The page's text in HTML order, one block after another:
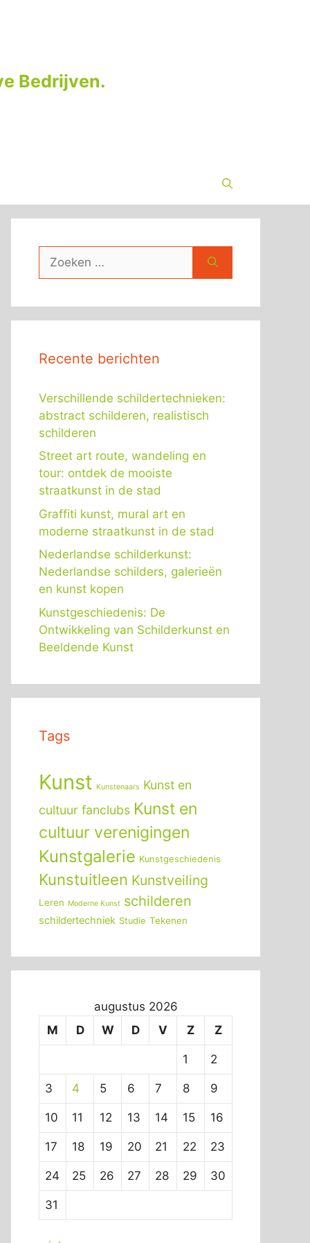
Bedrijven.
naar:
Recente berichten
Verschillende schildertechnieken:
abstract schilderen, realistisch
schilderen
Street art route, wandeling en
tour: ontdek de mooiste
straatkunst in de stad
Graffiti kunst, mural art en
moderne straatkunst in de stad
Nederlandse schilderkunst:
Nederlandse schilders, galerieën
en kunst kopen
Kunstgeschiedenis: De
Ontwikkeling van Schilderkunst en
Beeldende Kunst
Tags
Kunst Kunstenaars Kunst en
cultuur fanclubs Kunst en
cultuur verenigingen
Kunstgalerie Kunstgeschiedenis
Kunstuitleen Kunstveiling
Leren Moderne Kunst schilderen
schildertechniek Studie Tekenen
augustus 2026
M
D W D V Z Z
1 2
3 4 5 6 7 8 9
10 11 12 13 14 15 16
17 18 19 20 21 22 23
24 25 26 27 28 29 30
31